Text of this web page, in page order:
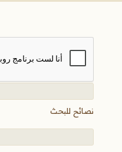
نصائح للبحث